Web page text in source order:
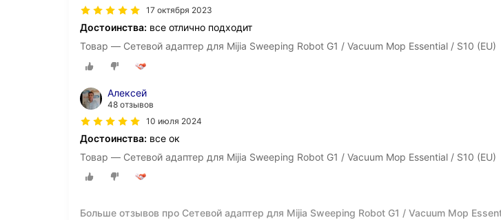
17 октября 2023
Достоинства: все отлично подходит
Товар — Сетевой адаптер для Mijia Sweeping Robot G1 / Vacuum Mop Essential / S10 (EU)
Алексей
48 отзывов
10 июля 2024
Достоинства: все ок
Товар — Сетевой адаптер для Mijia Sweeping Robot G1 / Vacuum Mop Essential / S10 (EU)
Больше отзывов про Сетевой адаптер для Mijia Sweeping Robot G1 / Vacuum Mop